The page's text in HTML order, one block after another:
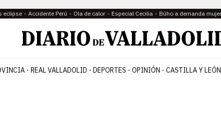
eclipse Accidente Perú Ola de calor Especial Cecilia Búho a demanda
REAL VALLADOLID DEPORTES OPINIÓN CASTILLA Y LEÓN